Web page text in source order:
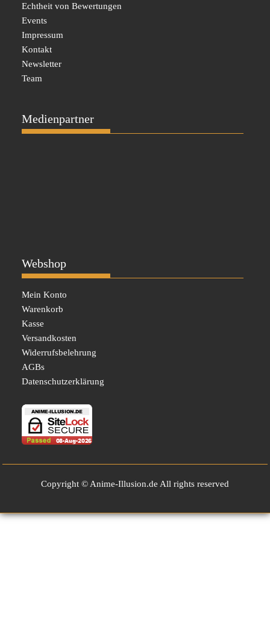
Echtheit von Bewertungen
Events
Impressum
Kontakt
Newsletter
Team
Medienpartner
Webshop
Mein Konto
Warenkorb
Kasse
Versandkosten
Widerrufsbelehrung
AGBs
Datenschutzerklärung
Copyright © Anime-Illusion.de All rights reserved